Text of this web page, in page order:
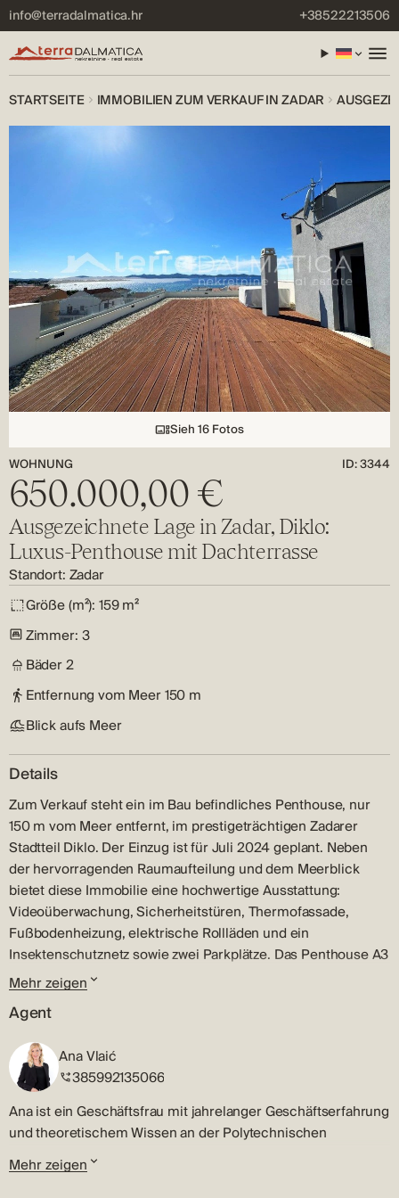
info@terradalmatica.hr +38522213506
STARTSEITE IMMOBILIEN ZUM VERKAUF IN ZADAR
Sieh 16 Fotos
WOHNUNG
ID: 3344
650.000,00 €
Ausgezeichnete Lage in Zadar, Diklo:
Luxus-Penthouse mit Dachterrasse
Standort: Zadar
Größe (m²): 159 m²
Zimmer: 3
Bäder2
Entfernung vom Meer150 m
Blick aufs Meer
Details
Zum Verkauf steht ein im Bau befindliches Penthouse, nur
150 m vom Meer entfernt, im prestigeträchtigen Zadarer
Stadtteil Diklo. Der Einzug ist für Juli 2024 geplant. Neben
der hervorragenden Raumaufteilung und dem Meerblick
bietet diese Immobilie eine hochwertige Ausstattung:
Videoüberwachung, Sicherheitstüren, Thermofassade,
Fußbodenheizung, elektrische Rollläden und ein
Insektenschutznetz sowie zwei Parkplätze. Das Penthouse A3
im Gebäude A, mit einer Fläche von 115 m2, besteht aus
einem Eingangsbereich mit Abstellraum, der zu drei
geräumigen Schlafzimmern, einem Badezimmer und einer
Waschküche führt. Die offen gestaltete Küche, das
Esszimmer und das Wohnzimmer gehen auf eine überdachte
Terrasse von 11 m2. Die besondere Attraktion dieses
Penthouses ist die großzügige Dachterrasse von ca. 60 m2,
die einen spektakulären Blick auf das Meer bietet. Das
Anwesen befindet sich in einem ruhigen Teil von Zadar, ideal
zum Genießen und Erholen, bekannt für seine schönen
Mehr zeigen
Agent
Ana Vlaić
385992135066
Ana ist ein Geschäftsfrau mit jahrelanger Geschäftserfahrung
und theoretischem Wissen an der Polytechnischen
Gesellschaft in Sibenik. Ihre Expertise umfasst eine Menge
von Geschäftserfahrung, Marketing, ausgedrückte
Mehr zeigen